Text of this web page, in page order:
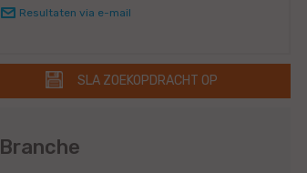
Resultaten via e-mail
SLA ZOEKOPDRACHT OP
Branche